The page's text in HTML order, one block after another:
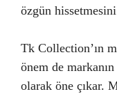
özgün
Tk Collection’ın
önem de
olarak öne çıkar.